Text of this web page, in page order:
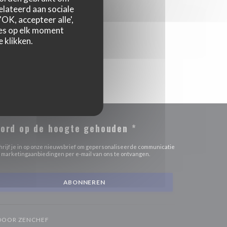
aan sociale
accepteer alle',
op elk moment
klikken.
op de hoogte gehouden *
je in op onze nieuwsbrief om gepersonaliseerde communicatie
marketingaanbiedingen per e-mail van ons te ontvangen.
ABONNEREN
ZENCHEF